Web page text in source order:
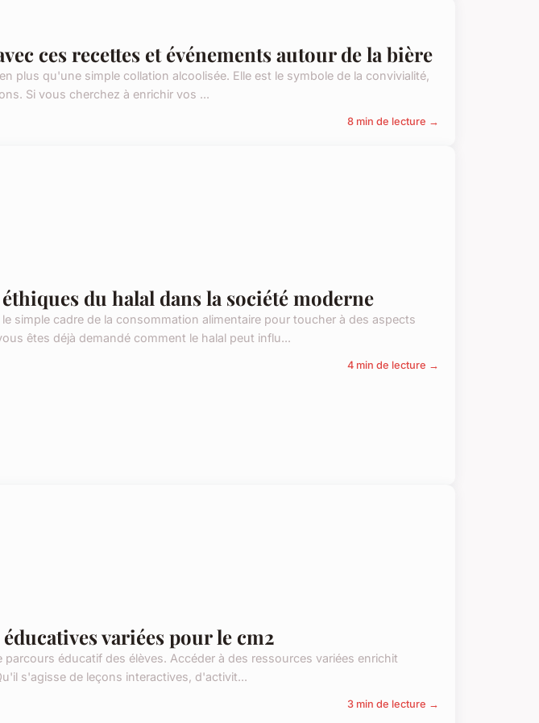
ces recettes et événements autour de la bière
plus qu'une simple collation alcoolisée. Elle est le symbole de la convivialité,
Si vous cherchez à enrichir vos ...
8 min de lecture →
du halal dans la société moderne
simple cadre de la consommation alimentaire pour toucher à des aspects
êtes déjà demandé comment le halal peut influ...
4 min de lecture →
variées pour le cm2
éducatif des élèves. Accéder à des ressources variées enrichit
s'agisse de leçons interactives, d'activit...
3 min de lecture →